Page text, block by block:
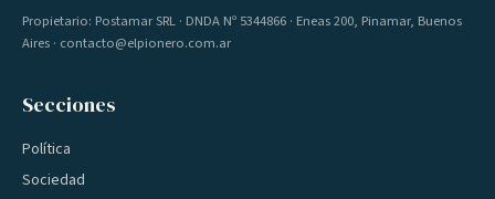
Propietario: Postamar SRL · DNDA Nº 5344866 · Eneas 200, Pinamar, Buenos
Aires · contacto@elpionero.com.ar
Secciones
Política
Sociedad